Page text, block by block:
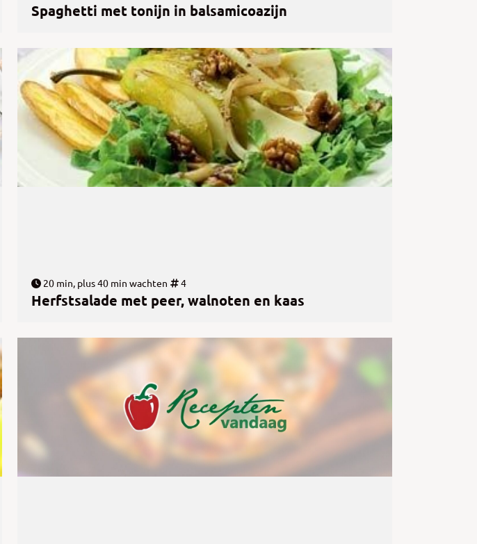
Spaghetti met tonijn in balsamicoazijn
20 min, plus 40 min wachten 4
Herfstsalade met peer, walnoten en kaas